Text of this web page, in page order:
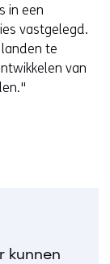
in een
vastgelegd.
te
van
kunnen